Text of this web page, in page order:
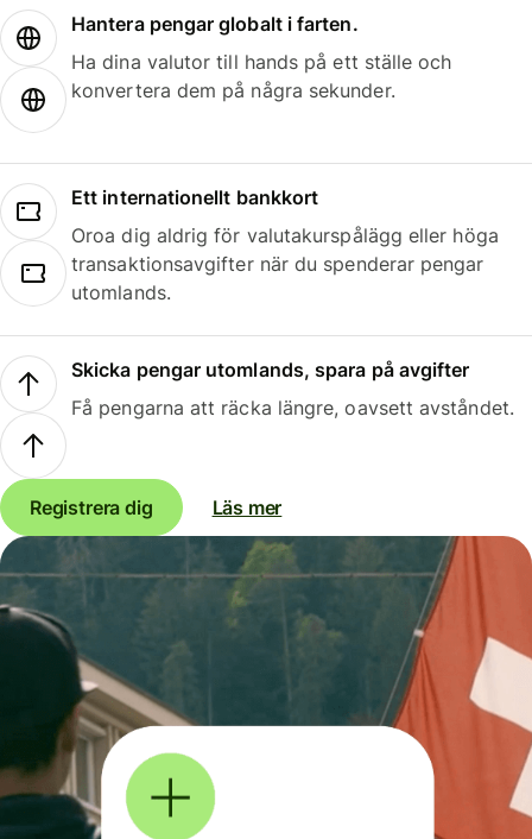
Hantera pengar globalt i farten.
Ha dina valutor till hands på ett ställe och
konvertera dem på några sekunder.
Ett internationellt bankkort
Oroa dig aldrig för valutakurspålägg eller höga
transaktionsavgifter när du spenderar pengar
utomlands.
Skicka pengar utomlands, spara på avgifter
Få pengarna att räcka längre, oavsett avståndet.
Registrera dig Läs mer